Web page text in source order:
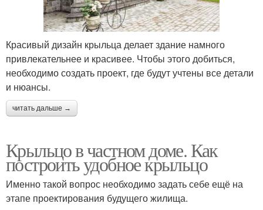
Красивый дизайн крыльца делает здание намного
привлекательнее и красивее. Чтобы этого добиться,
необходимо создать проект, где будут учтены все детали
и нюансы.
читать дальше →
Крыльцо в частном доме. Как
построить удобное крыльцо
Именно такой вопрос необходимо задать себе ещё на
этапе проектирования будущего жилища.